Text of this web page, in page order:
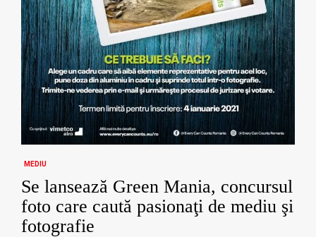
MEDIU
Se lansează Green Mania, concursul
foto care caută pasionaţi de mediu şi
fotografie